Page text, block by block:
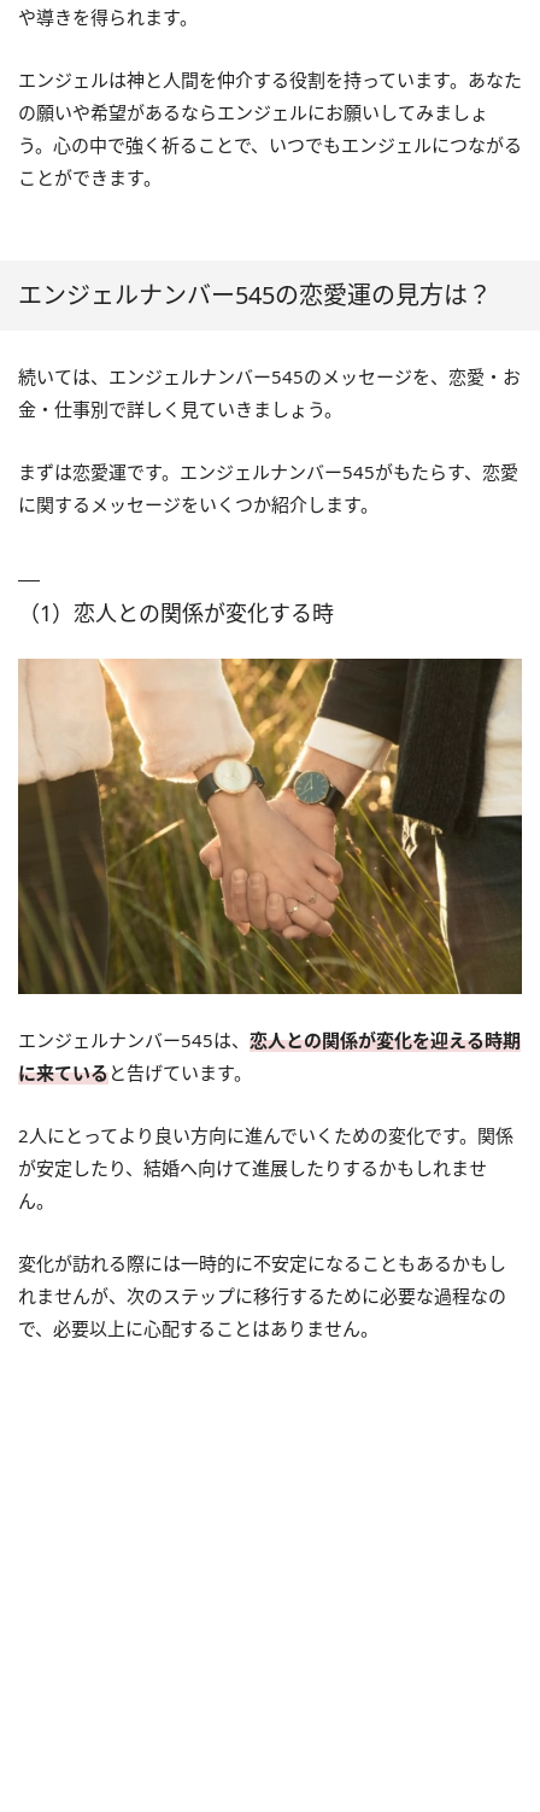
や導きを得られます。
エンジェルは神と人間を仲介する役割を持っています。あなた
の願いや希望があるならエンジェルにお願いしてみましょ
う。心の中で強く祈ることで、いつでもエンジェルにつながる
ことができます。
エンジェルナンバー545の恋愛運の見方は？
続いては、エンジェルナンバー545のメッセージを、恋愛・お
金・仕事別で詳しく見ていきましょう。
まずは恋愛運です。エンジェルナンバー545がもたらす、恋愛
に関するメッセージをいくつか紹介します。
（1）恋人との関係が変化する時
エンジェルナンバー545は、 恋人との関係が変化を迎える時期
に来ていると告げています。
2人にとってより良い方向に進んでいくための変化です。関係
が安定したり、結婚へ向けて進展したりするかもしれませ
ん。
変化が訪れる際には一時的に不安定になることもあるかもし
れませんが、次のステップに移行するために必要な過程なの
で、必要以上に心配することはありません。